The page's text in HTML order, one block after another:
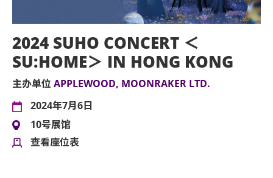
2024 SUHO CONCERT ＜
SU:HOME＞ IN HONG KONG
主办单位 APPLEWOOD, MOONRAKER LTD.
2024年7月6日
10号展馆
查看座位表